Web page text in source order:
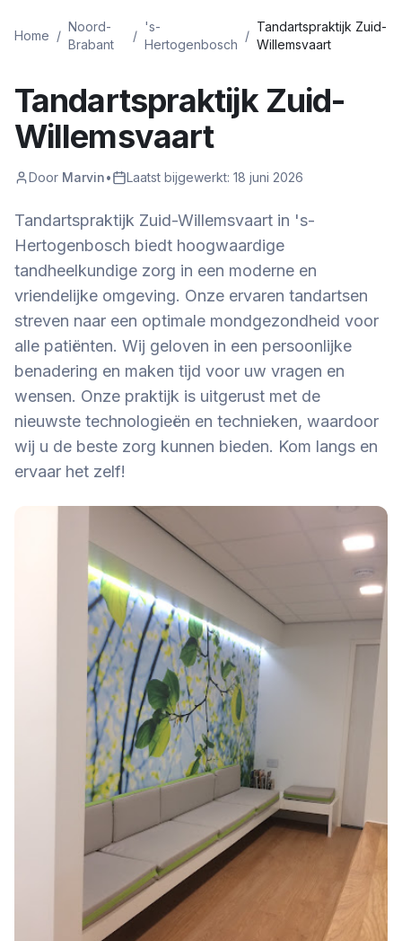
Home /
Noord-
Brabant
/
's-
Hertogenbosch
/
Tandartspraktijk Zuid-
Willemsvaart
Tandartspraktijk Zuid-
Willemsvaart
Door Marvin• Laatst bijgewerkt: 18 juni 2026
Tandartspraktijk Zuid-Willemsvaart in 's-
Hertogenbosch biedt hoogwaardige
tandheelkundige zorg in een moderne en
vriendelijke omgeving. Onze ervaren tandartsen
streven naar een optimale mondgezondheid voor
alle patiënten. Wij geloven in een persoonlijke
benadering en maken tijd voor uw vragen en
wensen. Onze praktijk is uitgerust met de
nieuwste technologieën en technieken, waardoor
wij u de beste zorg kunnen bieden. Kom langs en
ervaar het zelf!